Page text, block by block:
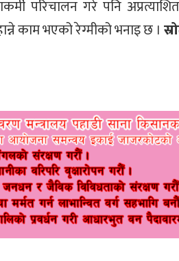
परिचालन गरे पनि
काम भएको रेग्मीको भनाइ छ ।